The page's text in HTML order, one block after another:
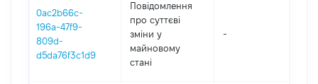
0ac2b66c-
196a-47f9-
809d-
d5da76f3c1d9
Повідомлення
про суттєві
зміни y
майновому
стані
-